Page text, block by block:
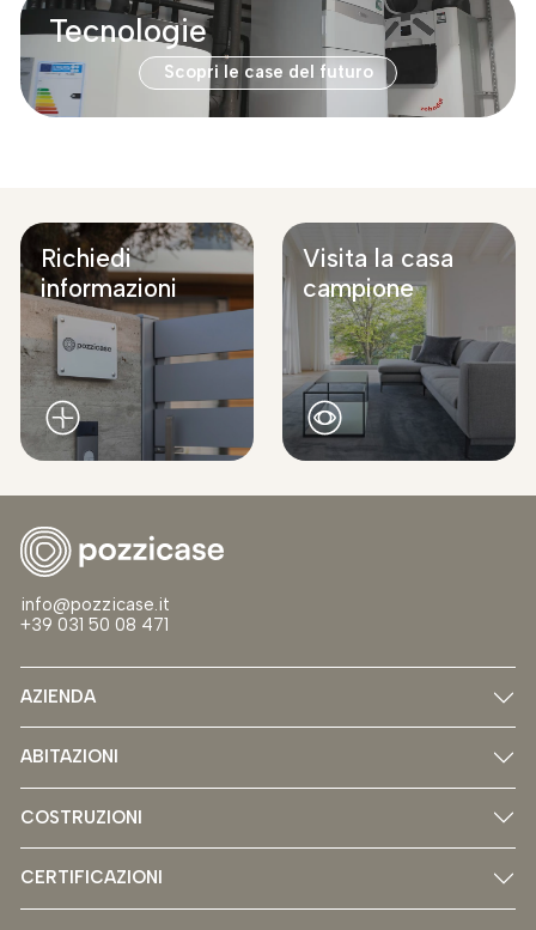
Tecnologie
Scopri le case del futuro
Richiedi
informazioni
Visita la casa
campione
info@pozzicase.it
+39 031 50 08 471
AZIENDA
ABITAZIONI
COSTRUZIONI
CERTIFICAZIONI